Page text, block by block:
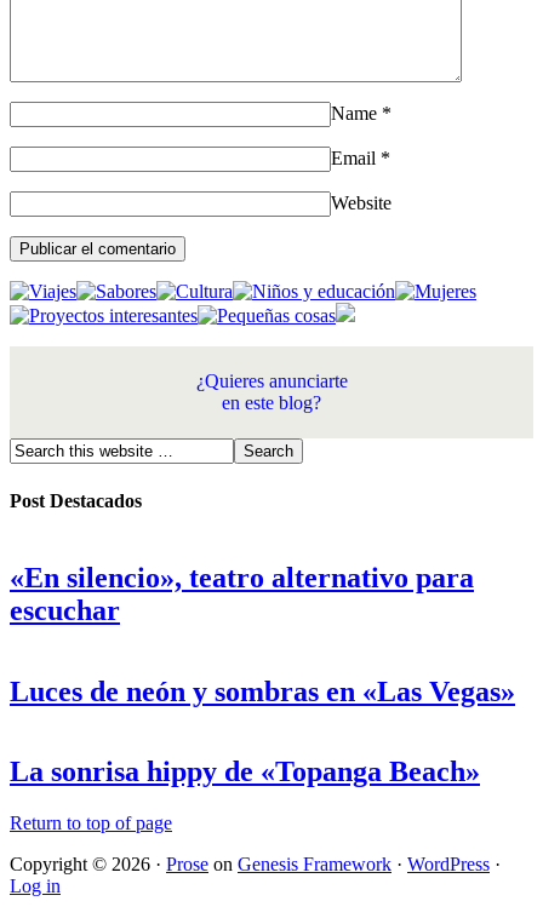
Name *
Email *
Website
¿Quieres anunciarte
en este blog?
Post Destacados
«En silencio», teatro alternativo para
escuchar
Luces de neón y sombras en «Las Vegas»
La sonrisa hippy de «Topanga Beach»
Return to top of page
Copyright © 2026 · Prose on Genesis Framework · WordPress ·
Log in